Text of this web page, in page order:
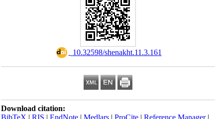
‎ 10.32598/shenakht.11.3.161
Download citation:
BibTeX|RIS|EndNote|Medlars|ProCite|Reference Manager